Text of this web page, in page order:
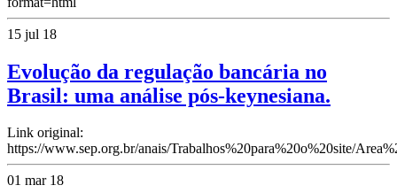
15 jul 18
Evolução da regulação bancária no
Brasil: uma análise pós-keynesiana.
Link original:
https://www.sep.org.br/anais/Trabalhos%20para%20o%20site/
01 mar 18